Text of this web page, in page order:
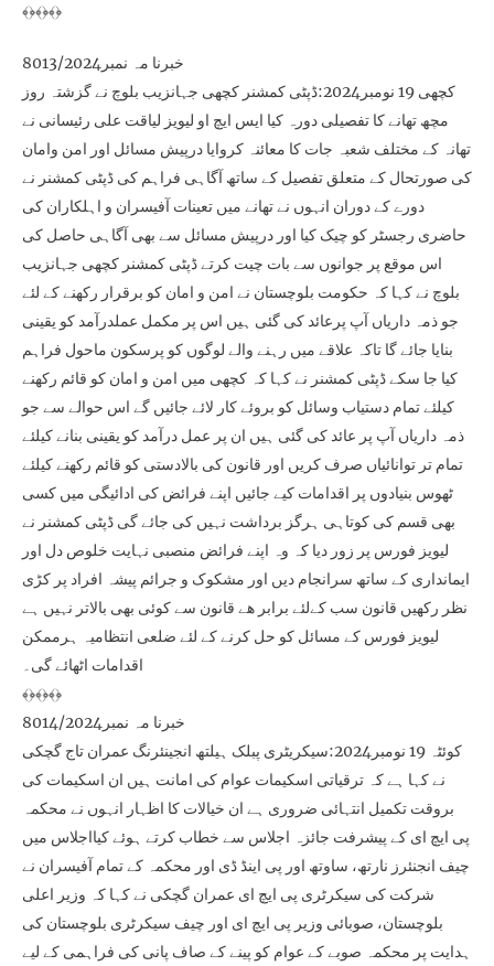
﴾﴿﴾﴿﴾﴿
خبرنا مہ نمبر8013/2024
کچھی 19 نومبر2024:ڈپٹی کمشنر کچھی جہانزیب بلوچ نے گزشتہ روز
مچھ تھانے کا تفصیلی دورہ کیا ایس ایچ او لیویز لیاقت علی رئیسانی نے
تھانہ کے مختلف شعبہ جات کا معائنہ کروایا درپیش مسائل اور امن وامان
کی صورتحال کے متعلق تفصیل کے ساتھ آگاہی فراہم کی ڈپٹی کمشنر نے
دورے کے دوران انہوں نے تھانے میں تعینات آفیسران و اہلکاران کی
حاضری رجسٹر کو چیک کیا اور درپیش مسائل سے بھی آگاہی حاصل کی
اس موقع پر جوانوں سے بات چیت کرتے ڈپٹی کمشنر کچھی جہانزیب
بلوچ نے کہا کہ حکومت بلوچستان نے امن و امان کو برقرار رکھنے کے لئے
جو ذمہ داریاں آپ پرعائد کی گئی ہیں اس پر مکمل عملدرآمد کو یقینی
بنایا جائے گا تاکہ علاقے میں رہنے والے لوگوں کو پرسکون ماحول فراہم
کیا جا سکے ڈپٹی کمشنر نے کہا کہ کچھی میں امن و امان کو قائم رکھنے
کیلئے تمام دستیاب وسائل کو بروئے کار لائے جائیں گے اس حوالے سے جو
ذمہ داریاں آپ پر عائد کی گئی ہیں ان پر عمل درآمد کو یقینی بنانے کیلئے
تمام تر توانائیاں صرف کریں اور قانون کی بالادستی کو قائم رکھنے کیلئے
ٹھوس بنیادوں پر اقدامات کیے جائیں اپنے فرائض کی ادائیگی میں کسی
بھی قسم کی کوتاہی ہرگز برداشت نہیں کی جائے گی ڈپٹی کمشنر نے
لیویز فورس پر زور دیا کہ وہ اپنے فرائض منصبی نہایت خلوص دل اور
ایمانداری کے ساتھ سرانجام دیں اور مشکوک و جرائم پیشہ افراد پر کڑی
نظر رکھیں قانون سب کےلئے برابر ھے قانون سے کوئی بھی بالاتر نہیں ہے
لیویز فورس کے مسائل کو حل کرنے کے لئے ضلعی انتظامیہ ہرممکن
اقدامات اٹھائے گی۔
﴾﴿﴾﴿﴾﴿
خبرنا مہ نمبر8014/2024
کوئٹہ 19 نومبر2024:سیکریٹری پبلک ہیلتھ انجینئرنگ عمران تاج گچکی
نے کہا ہے کہ ترقیاتی اسکیمات عوام کی امانت ہیں ان اسکیمات کی
بروقت تکمیل انتہائی ضروری ہے ان خیالات کا اظہار انہوں نے محکمہ
پی ایچ ای کے پیشرفت جائزہ اجلاس سے خطاب کرتے ہوئے کیااجلاس میں
چیف انجنئرز نارتھ، ساوتھ اور پی اینڈ ڈی اور محکمہ کے تمام آفیسران نے
شرکت کی سیکرٹری پی ایچ ای عمران گچکی نے کہا کہ وزیر اعلی
بلوچستان، صوبائی وزیر پی ایچ ای اور چیف سیکرٹری بلوچستان کی
ہدایت پر محکمہ صوبے کے عوام کو پینے کے صاف پانی کی فراہمی کے لیے